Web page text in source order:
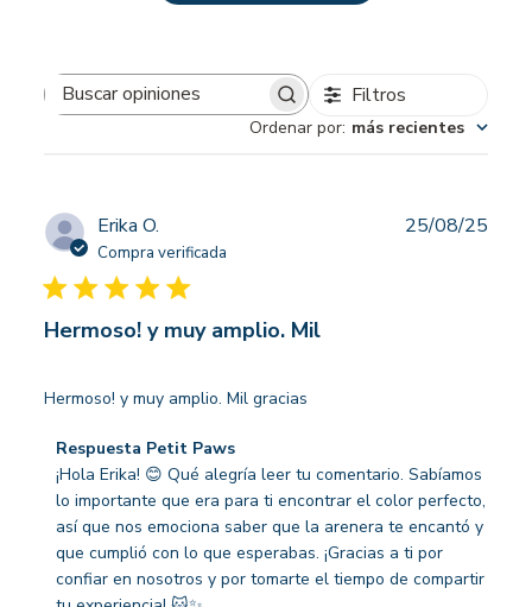
Buscar
opiniones
Filtros
Ordenar por: más recientes
Erika O.
Compra verificada
Hermoso! y muy amplio. Mil
Hermoso! y muy amplio. Mil gracias
Comentarios
del
propietario
de
la
tienda
Respuesta Petit Paws
¡Hola Erika! 😊 Qué alegría leer tu comentario. Sabíamos
lo importante que era para ti encontrar el color perfecto,
así que nos emociona saber que la arenera te encantó y
que cumplió con lo que esperabas. ¡Gracias a ti por
confiar en nosotros y por tomarte el tiempo de compartir
25/08/25